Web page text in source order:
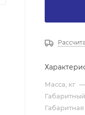
Масса, кг —